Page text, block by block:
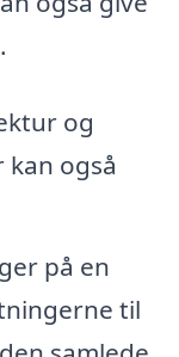
og
også
på en
til